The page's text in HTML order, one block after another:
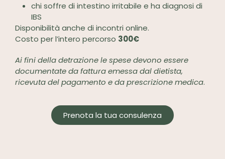
chi soffre di intestino irritabile e ha diagnosi di
IBS
Disponibilità anche di incontri online.
Costo per l’intero percorso 300€
Ai fini della detrazione le spese devono essere
documentate da fattura emessa dal dietista,
ricevuta del pagamento e da prescrizione medica.
Prenota la tua consulenza